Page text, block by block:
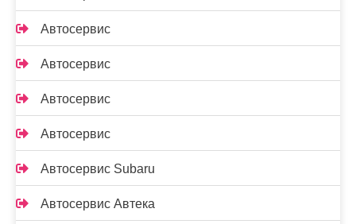
Автосервис
Автосервис
Автосервис
Автосервис
Автосервис Subaru
Автосервис Автека